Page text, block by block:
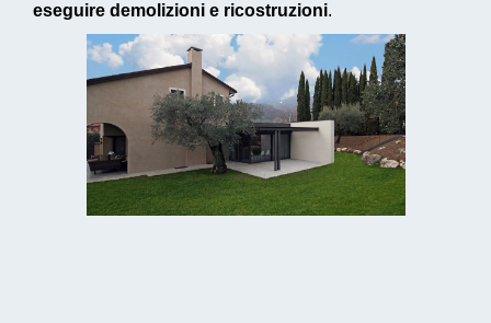
eseguire demolizioni e ricostruzioni.